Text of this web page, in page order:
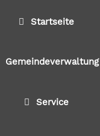
Startseite
Gemeindeverwaltung
Service